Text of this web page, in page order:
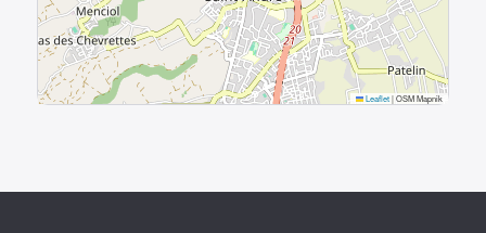
Leaflet |OSM Mapnik